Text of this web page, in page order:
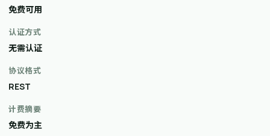
免费可用
认证方式
无需认证
协议格式
REST
计费摘要
免费为主